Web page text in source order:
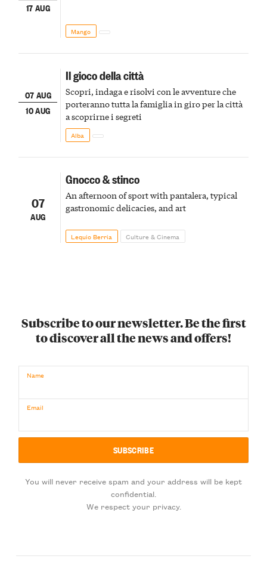
17 AUG
Mango
07 AUG
10 AUG
Il gioco della città
Scopri, indaga e risolvi con le avventure che
porteranno tutta la famiglia in giro per la città
a scoprirne i segreti
Alba
07
AUG
Gnocco & stinco
An afternoon of sport with pantalera, typical
gastronomic delicacies, and art
Lequio Berria Culture & Cinema
Subscribe to our newsletter. Be the first
to discover all the news and offers!
Name
Email
You will never receive spam and your address will be kept
confidential.
We respect your privacy.